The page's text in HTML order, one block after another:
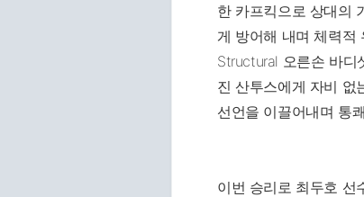
한 카프킥으로 상대의
게 방어해 내며 체력적
Structural 오른손 바디
진 산투스에게 자비 없
선언을 이끌어내며 통
이번 승리로 최두호 선